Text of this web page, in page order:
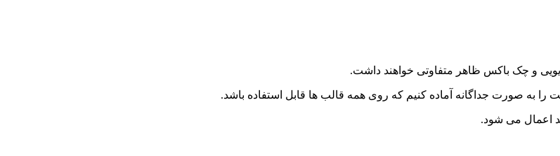
و چک باکس ظاهر متفاوتی خواهند داشت.
به صورت جداگانه آماده کنیم که روی همه قالب ها قابل استفاده باشد.